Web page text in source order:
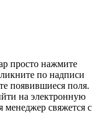
просто нажмите
по надписи
появившиеся поля.
на электронную
менеджер свяжется с